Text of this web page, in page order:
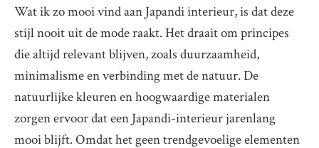
Wat ik zo mooi vind aan Japandi interieur, is dat deze
stijl nooit uit de mode raakt. Het draait om principes
die altijd relevant blijven, zoals duurzaamheid,
minimalisme en verbinding met de natuur. De
natuurlijke kleuren en hoogwaardige materialen
zorgen ervoor dat een Japandi-interieur jarenlang
mooi blijft. Omdat het geen trendgevoelige elementen